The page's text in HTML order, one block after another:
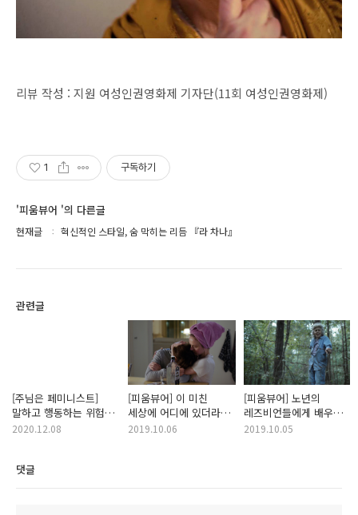
리뷰 작성 : 지원 여성인권영화제 기자단(11회 여성인권영화제)
1 구독하기
'피움뷰어 '의 다른글
현재글 혁신적인 스타일, 숨 막히는 리듬 『라 차나』
관련글
[주님은 페미니스트]
말하고 행동하는 위험한
여성들에게 보내는 응원
2020.12.08
[피움뷰어] 이 미친
세상에 어디에 있더라도
행복해야해
2019.10.06
[피움뷰어] 노년의
레즈비언들에게 배우는
‘빛나는 인생’을 사는 법
2019.10.05
댓글